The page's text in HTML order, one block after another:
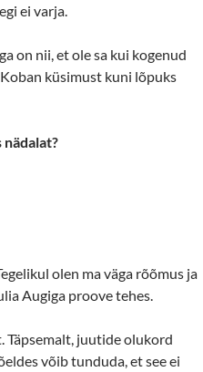
ei varja.
on nii, et ole sa kui kogenud
küsimust kuni lõpuks
olen ma väga rõõmus ja
Augiga proove tehes.
Täpsemalt, juutide olukord
võib tunduda, et see ei